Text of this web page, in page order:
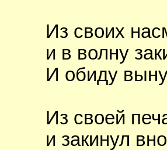
Из своих
и в волну
И обиду
Из своей
и закинул